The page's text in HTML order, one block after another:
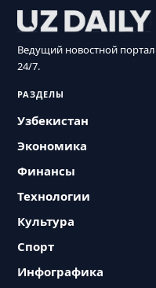
Ведущий новостной
24/7.
РАЗДЕЛЫ
Узбекистан
Экономика
Финансы
Технологии
Культура
Спорт
Инфографика